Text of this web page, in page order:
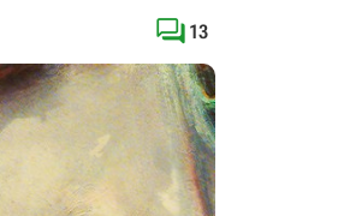
 13